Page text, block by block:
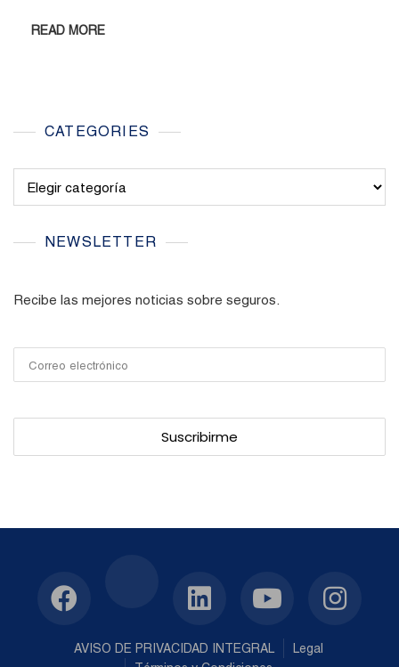
READ MORE
CATEGORIES
NEWSLETTER
Recibe las mejores noticias sobre seguros.
AVISO DE PRIVACIDAD INTEGRAL
Legal